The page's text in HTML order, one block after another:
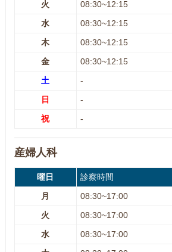
火
08:30~12:15
水
08:30~12:15
木
08:30~12:15
金
08:30~12:15
土
-
日
-
祝
-
産婦人科
曜日
診察時間
月
08:30~17:00
火
08:30~17:00
水
08:30~17:00